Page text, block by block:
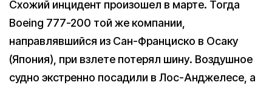
Схожий инцидент произошел в марте. Тогда
Boeing 777-200 той же компании,
направлявшийся из Сан-Франциско в Осаку
(Япония), при взлете потерял шину. Воздушное
судно экстренно посадили в Лос-Анджелесе, а